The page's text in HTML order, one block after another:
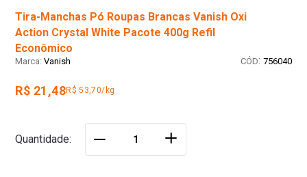
Tira-Manchas Pó Roupas Brancas Vanish Oxi
Action Crystal White Pacote 400g Refil
Econômico
Vanish : 756040
R$ 21,48R$ 53,70/kg
Quantidade ＋